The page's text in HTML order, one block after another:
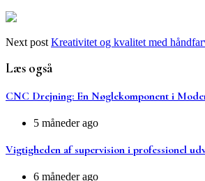
Next post Kreativitet og kvalitet med
Læs også
CNC Drejning: En Nøglekomponent i
5 måneder ago
Vigtigheden af supervision i professionel
6 måneder ago